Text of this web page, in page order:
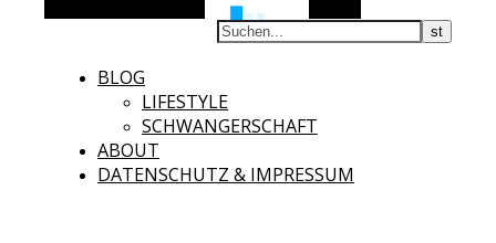
BLOG
LIFESTYLE
SCHWANGERSCHAFT
ABOUT
DATENSCHUTZ & IMPRESSUM